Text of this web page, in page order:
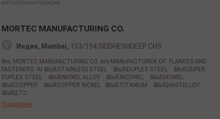
металлоконструкции
MORTEC MANUFACTURING CO.
Индия, Mumbai, 153/154 SIDDHESHDEEP CHS
We, MORTEC MANUFACTURING CO. Are MANUFACTURER OF: FLANGES AND
FASTENERS. IN &bull;STAINLESS STEEL &bull;DUPLEX STEEL &bull;SUPER
DUPLEX STEEL &bull;NICKEL ALLOY &bull;INCONEL &bull;MONEL
&bull;COPPER &bull;COPPER NICKEL &bull;TITANIUM &bull;HASTELLOY
&bull;ETC
Подробнее